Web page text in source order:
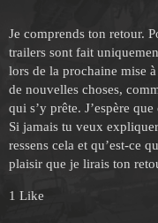
Je comprends ton retour.
trailers sont fait
lors de la prochaine mise
de nouvelles choses,
qui s’y prête. J’espère
Si jamais tu veux
ressens cela et qu’est-ce
plaisir que je lirais ton
1 Like